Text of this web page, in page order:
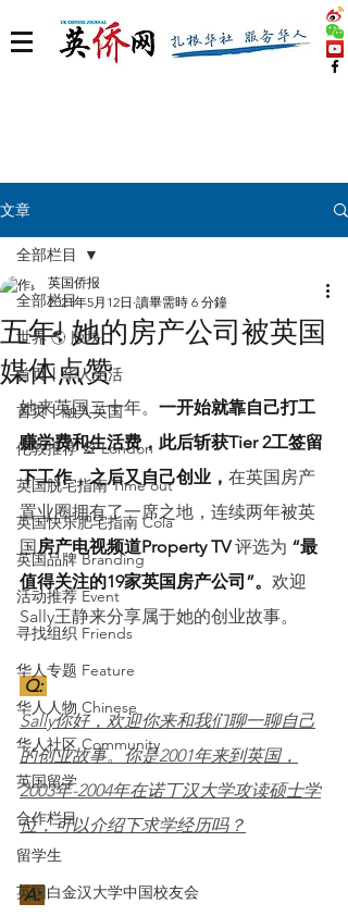
文章
全部栏目
世界 🌎 版块
首页丨华人生活
首页丨融入英国
伦敦推荐 🎡 London
英国脱宅指南 Time out
英国快乐肥宅指南 Cola
英国品牌 Branding
活动推荐 Event
寻找组织 Friends
华人专题 Feature
华人人物 Chinese
华人社区 Community
英国留学
合作栏目
留学生
英国白金汉大学中国校友会
全部栏目
五年! 她的房产公司被英国
媒体点赞
英国侨报
2021年5月12日 讀畢需時 6 分鐘
她来英国二十年。 一开始就靠自己打工
赚学费和生活费，此后斩获Tier 2工签留
下工作，之后又自己创业， 在英国房产
置业圈拥有了一席之地，连续两年被英
国房产电视频道Property TV 评选为 “最
值得关注的19家英国房产公司”。 欢迎
Sally王静来分享属于她的创业故事。
Q:
Sally你好，欢迎你来和我们聊一聊自己
的创业故事。你是2001年来到英国，
2003年-2004年在诺丁汉大学攻读硕士学
位，可以介绍下求学经历吗？
A: